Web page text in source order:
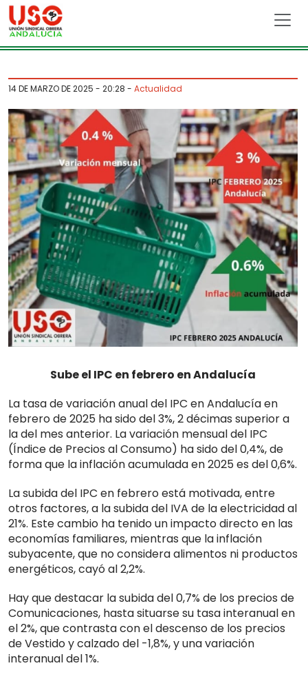
Skip to main content
14 DE MARZO DE 2025 - 20:28 - Actualidad
Sube el IPC en febrero en Andalucía
La tasa de variación anual del IPC en Andalucía en
febrero de 2025 ha sido del 3%, 2 décimas superior a
la del mes anterior. La variación mensual del IPC
(Índice de Precios al Consumo) ha sido del 0,4%, de
forma que la inflación acumulada en 2025 es del 0,6%.
La subida del IPC en febrero está motivada, entre
otros factores, a la subida del IVA de la electricidad al
21%. Este cambio ha tenido un impacto directo en las
economías familiares, mientras que la inflación
subyacente, que no considera alimentos ni productos
energéticos, cayó al 2,2%.
Hay que destacar la subida del 0,7% de los precios de
Comunicaciones, hasta situarse su tasa interanual en
el 2%, que contrasta con el descenso de los precios
de Vestido y calzado del -1,8%, y una variación
interanual del 1%.